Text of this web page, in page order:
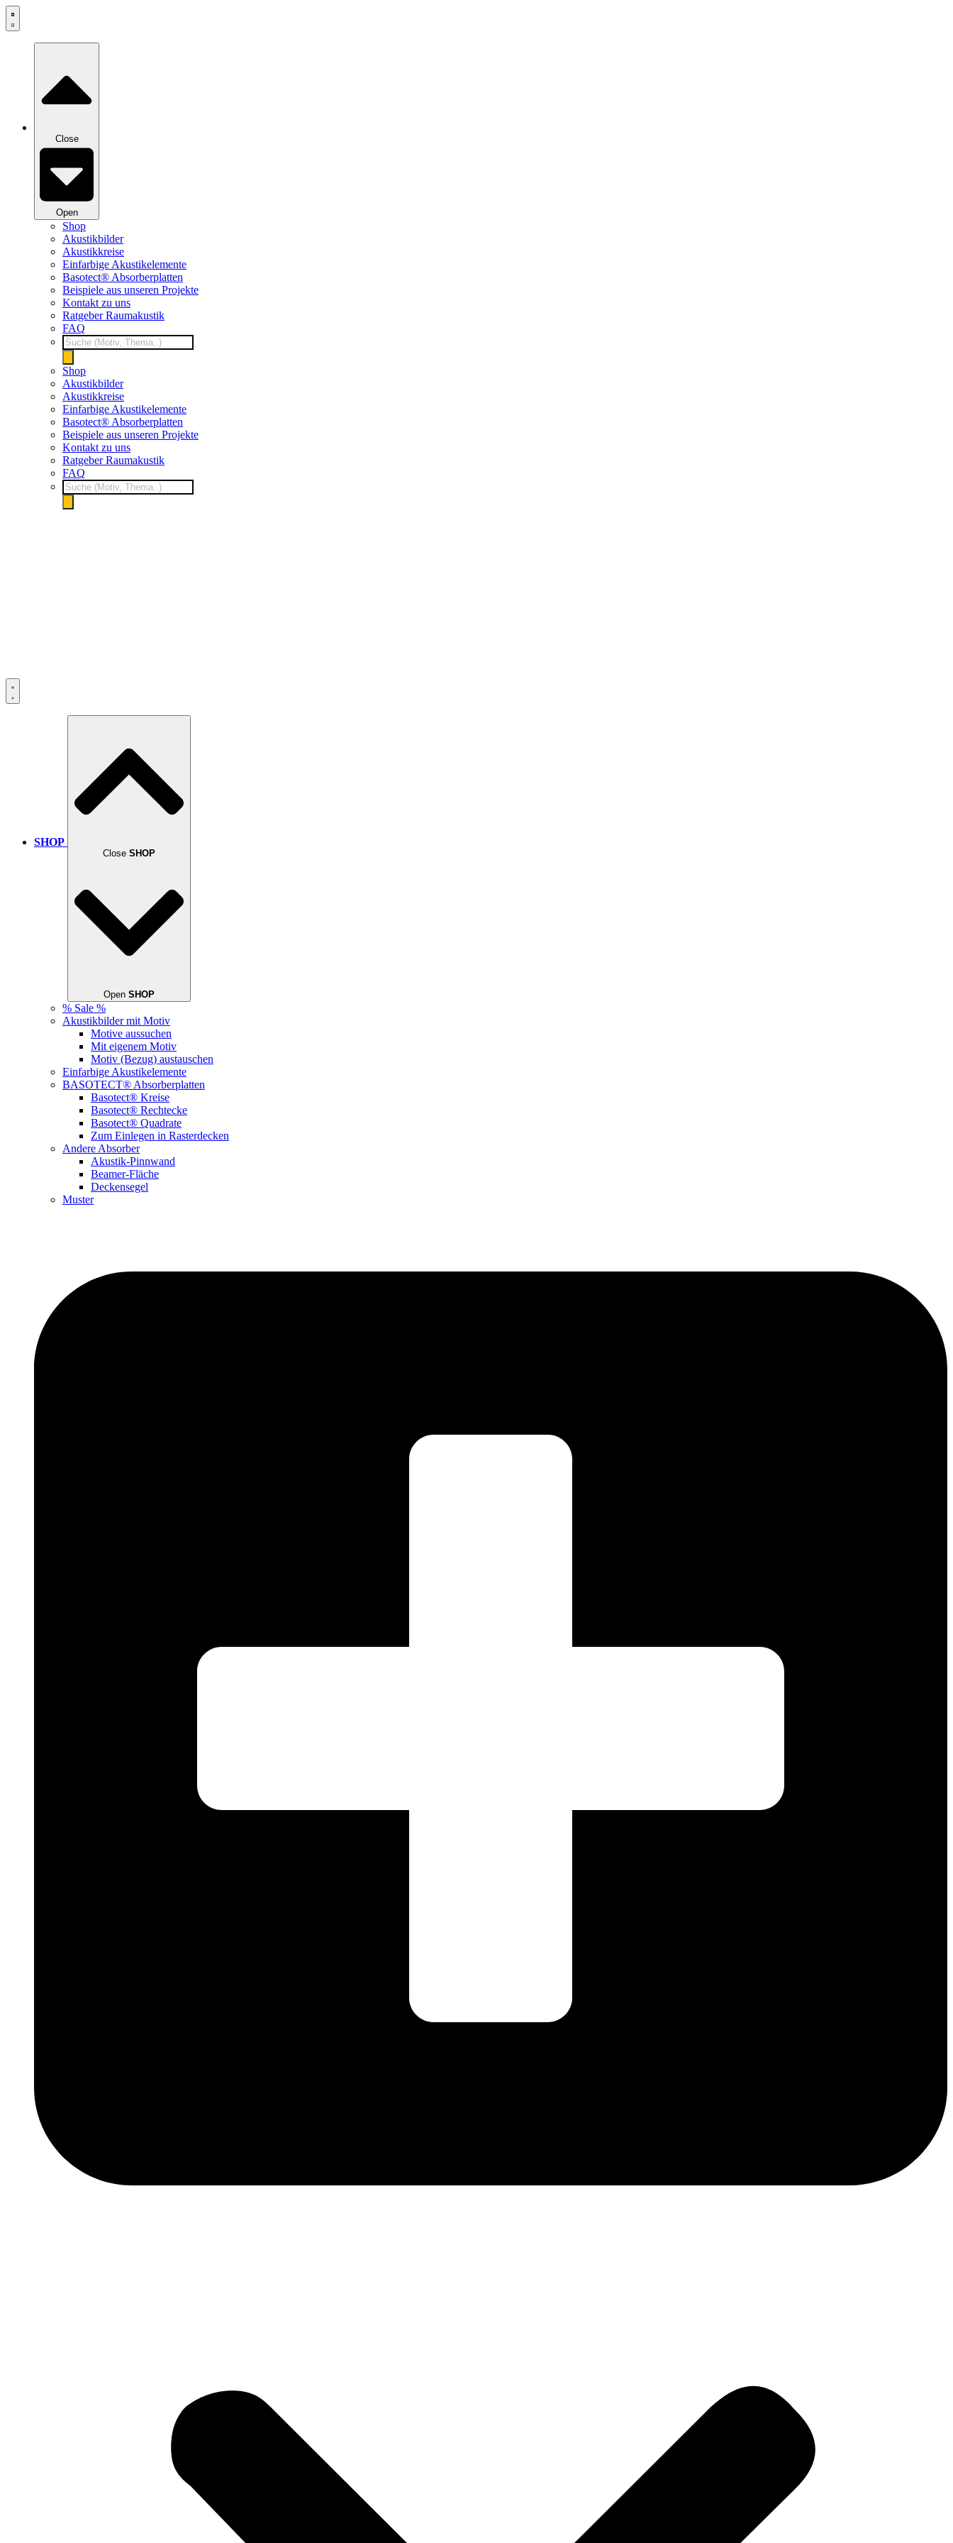
Zum
Inhalt
Close
Open
Shop
Akustikbilder
Akustikkreise
Einfarbige Akustikelemente
Basotect® Absorberplatten
Beispiele aus unseren Projekte
Kontakt zu uns
Ratgeber Raumakustik
FAQ
Products
search
Shop
Akustikbilder
Akustikkreise
Einfarbige Akustikelemente
Basotect® Absorberplatten
Beispiele aus unseren Projekte
Kontakt zu uns
Ratgeber Raumakustik
FAQ
Products
search
SHOP
Close SHOP
Open SHOP
% Sale %
Akustikbilder mit Motiv
Motive aussuchen
Mit eigenem Motiv
Motiv (Bezug) austauschen
Einfarbige Akustikelemente
BASOTECT® Absorberplatten
Basotect® Kreise
Basotect® Rechtecke
Basotect® Quadrate
Zum Einlegen in Rasterdecken
Andere Absorber
Akustik-Pinnwand
Beamer-Fläche
Deckensegel
Muster